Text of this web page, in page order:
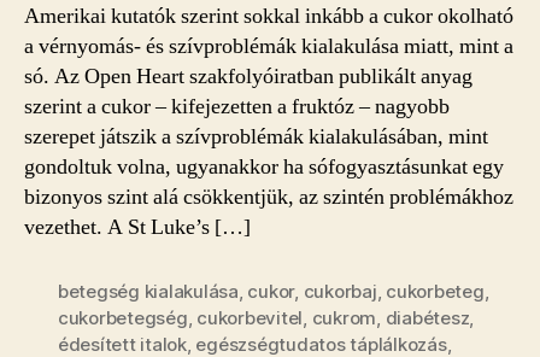
Amerikai kutatók szerint sokkal inkább a cukor okolható
a vérnyomás- és szívproblémák kialakulása miatt, mint a
só. Az Open Heart szakfolyóiratban publikált anyag
szerint a cukor – kifejezetten a fruktóz – nagyobb
szerepet játszik a szívproblémák kialakulásában, mint
gondoltuk volna, ugyanakkor ha sófogyasztásunkat egy
bizonyos szint alá csökkentjük, az szintén problémákhoz
vezethet. A St Luke’s […]
betegség kialakulása cukor, cukorbaj cukorbeteg
cukorbetegség cukorbevitel cukrom diabétesz
édesített italok, egészségtudatos táplálkozás,